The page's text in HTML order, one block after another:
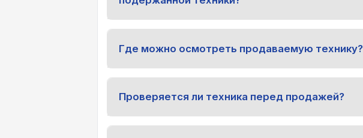
Где можно осмотреть продаваемую технику?
Проверяется ли техника перед продажей?